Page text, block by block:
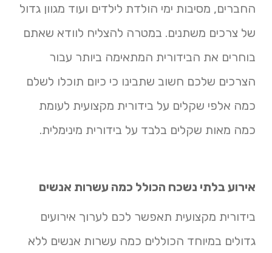
החברים, מסיבות ימי הולדת לילדים ועוד מגוון גדול
של צרכים משתנים. במטרה להצליח לוודא שאתם
בוחרים את הבידורית המתאימה ביותר עבור
הצרכים שלכם חשוב שתבינו כי כיום תוכלו לשלם
כמה אלפי שקלים על בידורית מקצועית לעומת
כמה מאות שקלים בלבד על בידורית מינימלית.
אירוע בלתי נשכח הכולל כמה עשרות אנשים
בידורית מקצועית תאפשר לכם לערוך אירועים
גדולים במיוחד הכוללים כמה עשרות אנשים ללא